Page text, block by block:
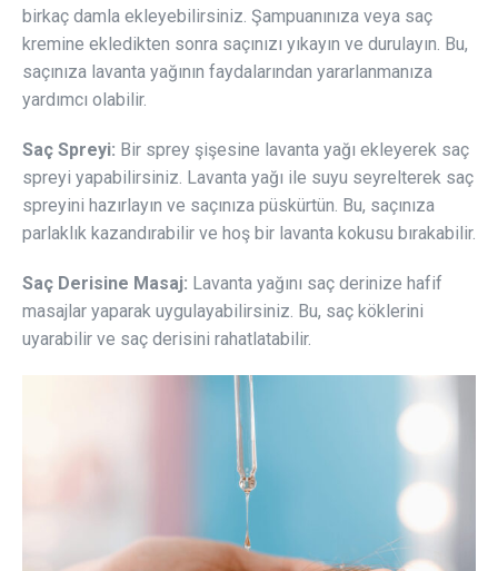
birkaç damla ekleyebilirsiniz. Şampuanınıza veya saç
kremine ekledikten sonra saçınızı yıkayın ve durulayın. Bu,
saçınıza lavanta yağının faydalarından yararlanmanıza
yardımcı olabilir.
Saç Spreyi: Bir sprey şişesine lavanta yağı ekleyerek saç
spreyi yapabilirsiniz. Lavanta yağı ile suyu seyrelterek saç
spreyini hazırlayın ve saçınıza püskürtün. Bu, saçınıza
parlaklık kazandırabilir ve hoş bir lavanta kokusu bırakabilir.
Saç Derisine Masaj: Lavanta yağını saç derinize hafif
masajlar yaparak uygulayabilirsiniz. Bu, saç köklerini
uyarabilir ve saç derisini rahatlatabilir.